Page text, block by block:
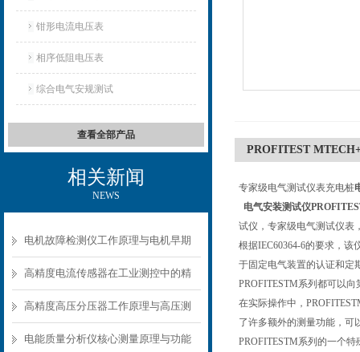
钳形电流电压表
相序低阻电压表
综合电气安规测试
查看全部产品
相关新闻
NEWS
电机故障检测仪工作原理与电机早期
故障诊断方案
高精度电流传感器在工业测控中的精
准测量方案
高精度高压分压器工作原理与高压测
量应用场景
电能质量分析仪核心测量原理与功能
PROFITEST
专家级电气测试仪表充电桩
电气安装测试仪
试仪，专家级电气测试仪表
根据IEC60364-6的要求，
于固定电气装置的认证和定
PROFITESTM系列都可以
在实际操作中，
了许多额外的测量功能，可
PROFITESTM系列的一个